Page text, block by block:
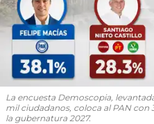
La encuesta Demoscopia,
mil ciudadanos, coloca al PAN con
la gubernatura 2027.